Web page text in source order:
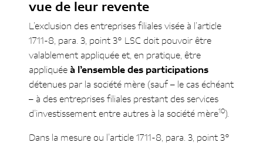
vue de leur revente
L’exclusion des entreprises filiales visée à l’article
1711-8, para. 3, point 3° LSC doit pouvoir être
valablement appliquée et, en pratique, être
appliquée à l’ensemble des participations
détenues par la société mère (sauf – le cas échéant
– à des entreprises filiales prestant des services
d’investissement entre autres à la société mère10).
Dans la mesure ou l’article 1711-8, para. 3, point 3°